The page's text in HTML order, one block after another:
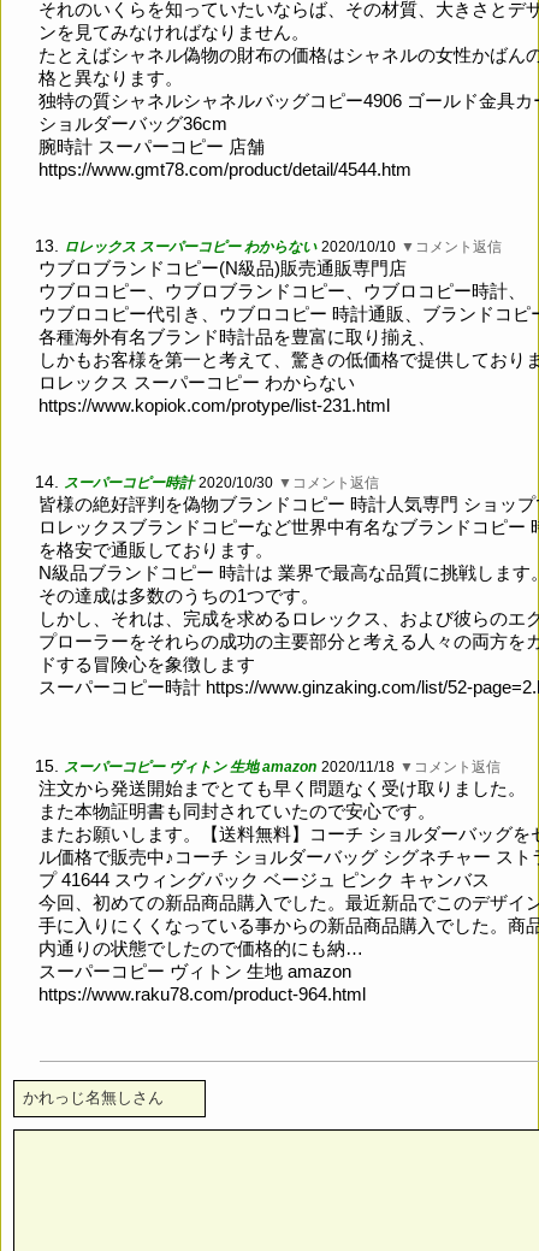
それのいくらを知っていたいならば、その材質、大きさとデ
ンを見てみなければなりません。
たとえばシャネル偽物の財布の価格はシャネルの女性かばん
格と異なります。
独特の質シャネルシャネルバッグコピー4906 ゴールド金具カ
ショルダーバッグ36cm
腕時計 スーパーコピー 店舗
https://www.gmt78.com/product/detail/4544.htm
13. ロレックス スーパーコピー わからない 2020/10/10 ▼コメント返信
ウブロブランドコピー(N級品)販売通販専門店
ウブロコピー、ウブロブランドコピー、ウブロコピー時計、
ウブロコピー代引き、ウブロコピー 時計通販、ブランドコピ
各種海外有名ブランド時計品を豊富に取り揃え、
しかもお客様を第一と考えて、驚きの低価格で提供しており
ロレックス スーパーコピー わからない
https://www.kopiok.com/protype/list-231.html
14. スーパーコピー時計 2020/10/30 ▼コメント返信
皆様の絶好評判を偽物ブランドコピー 時計人気専門 ショッ
ロレックスブランドコピーなど世界中有名なブランドコピー
を格安で通販しております。
N級品ブランドコピー 時計は 業界で最高な品質に挑戦します
その達成は多数のうちの1つです。
しかし、それは、完成を求めるロレックス、および彼らのエ
プローラーをそれらの成功の主要部分と考える人々の両方を
ドする冒険心を象徴します
スーパーコピー時計 https://www.ginzaking.com/list/52-
15. スーパーコピー ヴィトン 生地 amazon 2020/11/18 ▼コメント返信
注文から発送開始までとても早く問題なく受け取りました。
また本物証明書も同封されていたので安心です。
またお願いします。【送料無料】コーチ ショルダーバッグを
ル価格で販売中♪コーチ ショルダーバッグ シグネチャー スト
プ 41644 スウィングパック ベージュ ピンク キャンバス
今回、初めての新品商品購入でした。最近新品でこのデザイ
手に入りにくくなっている事からの新品商品購入でした。商
内通りの状態でしたので価格的にも納…
スーパーコピー ヴィトン 生地 amazon
https://www.raku78.com/product-964.html